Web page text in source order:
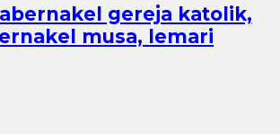
gereja katolik,
musa, lemari